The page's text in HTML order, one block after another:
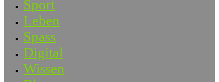
Sport
Leben
Spass
Digital
Wissen